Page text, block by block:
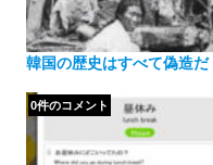
韓国の歴史はすべて偽造
0件のコメント